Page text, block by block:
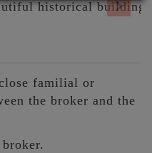
familial or
the broker and the